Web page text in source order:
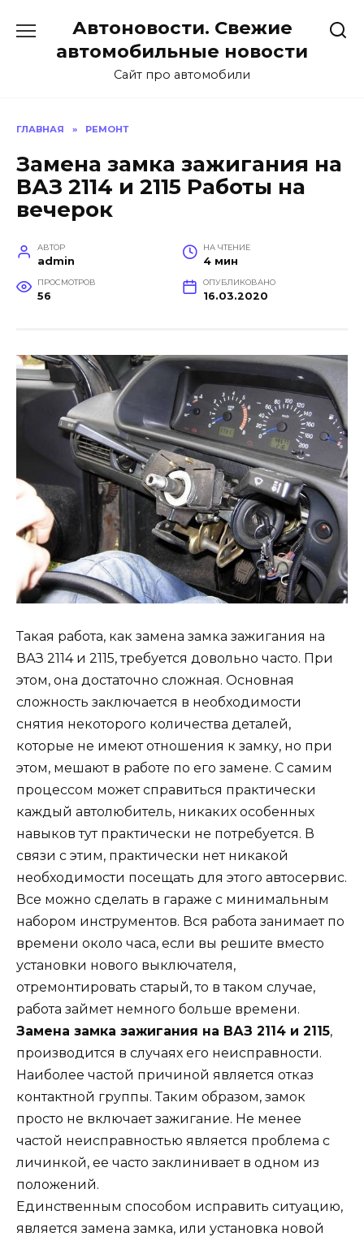
содержанию
Автоновости. Свежие
автомобильные новости
Сайт про автомобили
ГЛАВНАЯ » РЕМОНТ
Замена замка зажигания на
ВАЗ 2114 и 2115 Работы на
вечерок
АВТОР
admin
НА ЧТЕНИЕ
4 мин
ПРОСМОТРОВ
56
ОПУБЛИКОВАНО
16.03.2020
Такая работа, как замена замка зажигания на
ВАЗ 2114 и 2115, требуется довольно часто. При
этом, она достаточно сложная. Основная
сложность заключается в необходимости
снятия некоторого количества деталей,
которые не имеют отношения к замку, но при
этом, мешают в работе по его замене. С самим
процессом может справиться практически
каждый автолюбитель, никаких особенных
навыков тут практически не потребуется. В
связи с этим, практически нет никакой
необходимости посещать для этого автосервис.
Все можно сделать в гараже с минимальным
набором инструментов. Вся работа занимает по
времени около часа, если вы решите вместо
установки нового выключателя,
отремонтировать старый, то в таком случае,
работа займет немного больше времени.
Замена замка зажигания на ВАЗ 2114 и 2115,
производится в случаях его неисправности.
Наиболее частой причиной является отказ
контактной группы. Таким образом, замок
просто не включает зажигание. Не менее
частой неисправностью является проблема с
личинкой, ее часто заклинивает в одном из
положений.
Единственным способом исправить ситуацию,
является замена замка, или установка новой